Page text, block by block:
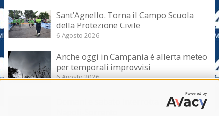
Sant’Agnello. Torna il Campo Scuola
della Protezione Civile
6 Agosto 2026
Anche oggi in Campania è allerta meteo
per temporali improvvisi
6 Agosto 2026
Domani e sabato interrotta la linea Eav
Napoli-Sorrento